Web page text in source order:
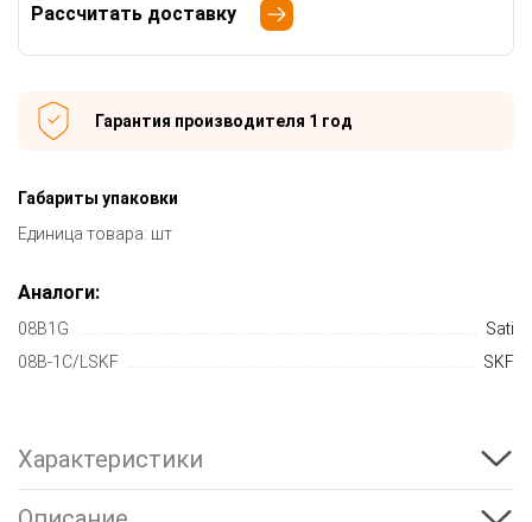
Рассчитать доставку
Гарантия производителя 1 год
Габариты упаковки
Единица товара: шт
Аналоги:
08B1G
Sati
08B-1C/LSKF
SKF
Характеристики